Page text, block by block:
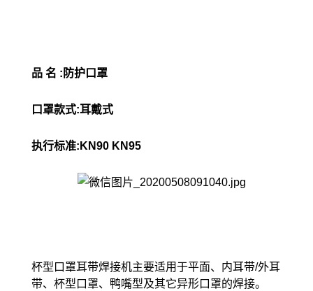
品 名 :防护口罩
口罩款式:耳戴式
执行标准:KN90 KN95
杯型口罩耳带焊接机主要适用于平面、内耳带/外耳
带、杯型口罩、鸭嘴型及其它异形口罩的焊接。